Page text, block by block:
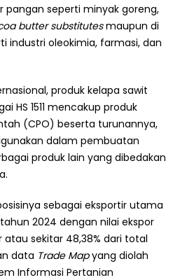
pangan seperti minyak goreng,
butter substitutesmaupun di
industri oleokimia, farmasi, dan
produk kelapa sawit
HS 1511 mencakup produk
(CPO) beserta turunannya,
dalam pembuatan
produk lain yang dibedakan
sebagai eksportir utama
2024 dengan nilai ekspor
atau sekitar 48,38% dari total
data Trade Mapyang diolah
Informasi Pertanian